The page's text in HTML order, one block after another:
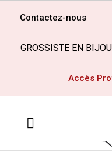
Contactez-nous
GROSSISTE EN
Accès